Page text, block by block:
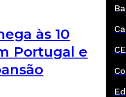
às 10
Portugal e